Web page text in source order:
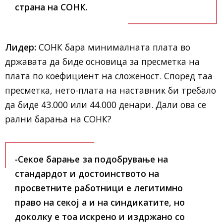
страна на СОНК.
Лидер: СОНК бара минималната плата во
државата да биде основица за пресметка на
плата по коефициент на сложеност. Според таа
пресметка, нето-плата на наставник би требало
да биде 43.000 или 44.000 денари. Дали ова се
рални барања на СОНК?
-Секое барање за подобрување на
стандардот и достоинството на
просветните работници е легитимно
право на секој а и на синдикатите, но
доколку е тоа искрено и издржано со